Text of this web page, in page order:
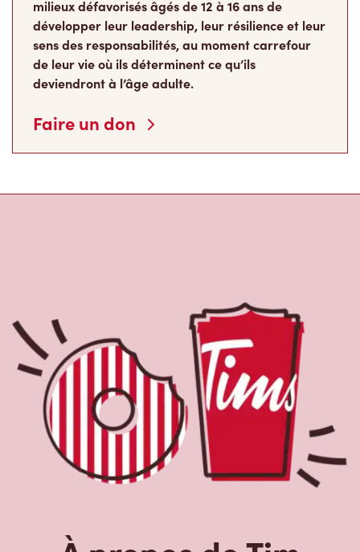
milieux défavorisés âgés de 12 à 16 ans de
développer leur leadership, leur résilience et leur
sens des responsabilités, au moment carrefour
de leur vie où ils déterminent ce qu’ils
deviendront à l’âge adulte.
Faire un don